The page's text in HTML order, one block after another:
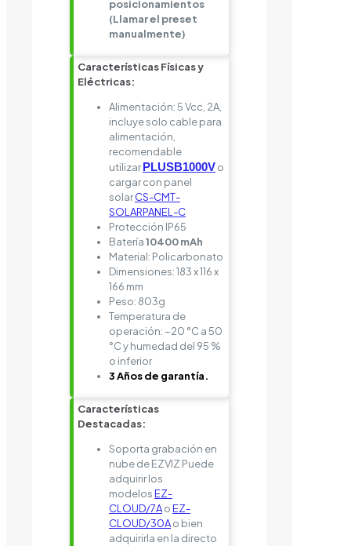
posicionamientos
(Llamar el preset
manualmente)
Características Físicas y
Eléctricas:
Alimentación: 5 Vcc, 2A,
incluye solo cable para
alimentación,
recomendable
utilizarPLUSB1000Vo
cargar con panel
solarCS-CMT-
SOLARPANEL-C
Protección IP65
Batería10400 mAh
Material: Policarbonato
Dimensiones: 183 x 116 x
166 mm
Peso: 803g
Temperatura de
operación: −20 °C a 50
°C y humedad del 95 %
o inferior
3 Años de garantía.
Características
Destacadas:
Soporta grabación en
nube de EZVIZ Puede
adquirir los
modelosEZ-
CLOUD/7AoEZ-
CLOUD/30Ao bien
adquirirla en la directo